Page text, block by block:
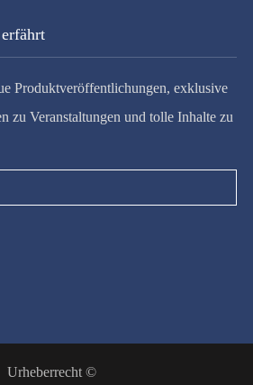
Produktveröffentlichungen, exklusive
zu Veranstaltungen und tolle Inhalte zu
Urheberrecht ©